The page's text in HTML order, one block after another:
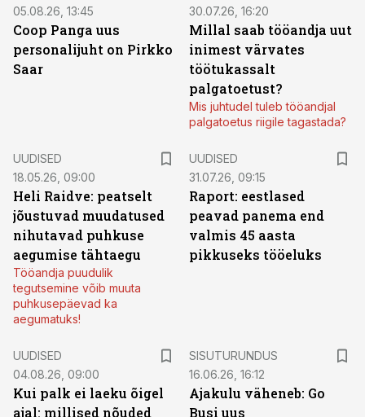
05.08.26, 13:45
Coop Panga uus
personalijuht on Pirkko
Saar
30.07.26, 16:20
Millal saab tööandja uut
inimest värvates
töötukassalt
palgatoetust?
Mis juhtudel tuleb tööandjal
palgatoetus riigile tagastada?
UUDISED
18.05.26, 09:00
Heli Raidve: peatselt
jõustuvad muudatused
nihutavad puhkuse
aegumise tähtaegu
Tööandja puudulik
tegutsemine võib muuta
puhkusepäevad ka
aegumatuks!
UUDISED
31.07.26, 09:15
Raport: eestlased
peavad panema end
valmis 45 aasta
pikkuseks tööeluks
UUDISED
04.08.26, 09:00
Kui palk ei laeku õigel
ajal: millised nõuded
SISUTURUNDUS
16.06.26, 16:12
Ajakulu väheneb: Go
Busi uus